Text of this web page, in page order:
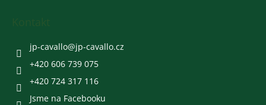
jp-cavallo@jp-cavallo.cz
+420 606 739 075
+420 724 317 116
Jsme na Facebooku